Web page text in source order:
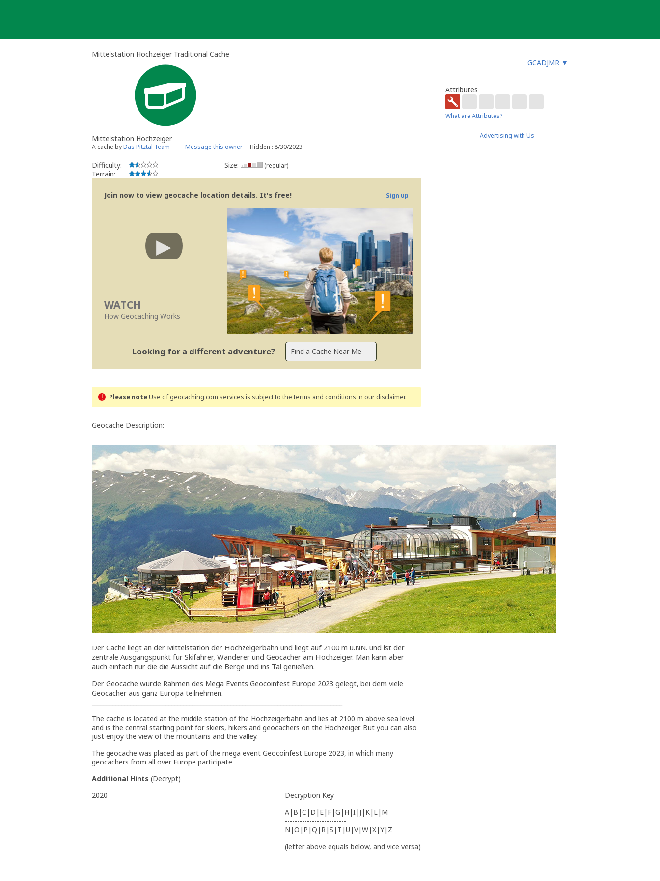
Mittelstation Hochzeiger Traditional Cache
GCADJMR ▼
Mittelstation Hochzeiger
A cache byDas Pitztal Team Message this owner Hidden : 8/30/2023
Difficulty:
Terrain:
Size: (regular)
Join now to view geocache location details. It's free! Sign up
WATCH
How Geocaching Works
Looking for a different adventure?
Please noteUse of geocaching.com services is subject to the terms and conditions in our disclaimer.
Geocache Description:
Der Cache liegt an der Mittelstation der Hochzeigerbahn und liegt auf 2100 m ü.NN. und ist der
zentrale Ausgangspunkt für Skifahrer, Wanderer und Geocacher am Hochzeiger. Man kann aber
auch einfach nur die die Aussicht auf die Berge und ins Tal genießen.
Der Geocache wurde Rahmen des Mega Events Geocoinfest Europe 2023 gelegt, bei dem viele
Geocacher aus ganz Europa teilnehmen.
The cache is located at the middle station of the Hochzeigerbahn and lies at 2100 m above sea level
and is the central starting point for skiers, hikers and geocachers on the Hochzeiger. But you can also
just enjoy the view of the mountains and the valley.
The geocache was placed as part of the mega event Geocoinfest Europe 2023, in which many
geocachers from all over Europe participate.
Additional Hints (Decrypt)
2020
Decryption Key
A|B|C|D|E|F|G|H|I|J|K|L|M
-------------------------
N|O|P|Q|R|S|T|U|V|W|X|Y|Z
(letter above equals below, and vice versa)
Attributes
What are Attributes?
Advertising with Us